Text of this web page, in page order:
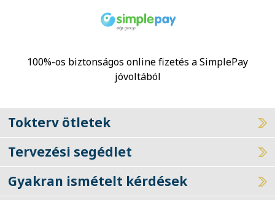
100%-os biztonságos online fizetés a SimplePay
jóvoltából
Tokterv ötletek
Tervezési segédlet
Gyakran ismételt kérdések